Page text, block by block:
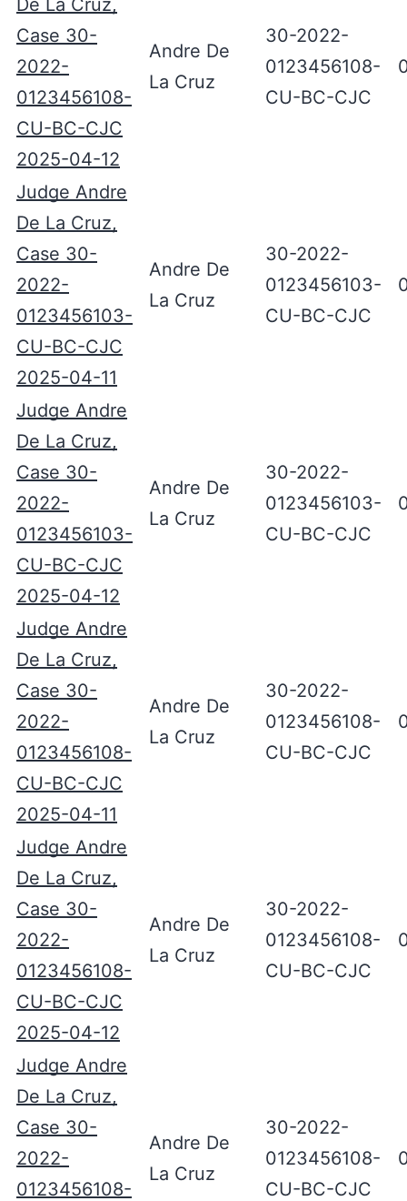
De La Cruz,
Case 30-
2022-
0123456108-
CU-BC-CJC
2025-04-12
Andre De
La Cruz
30-2022-
0123456108-
CU-BC-CJC
Judge Andre
De La Cruz,
Case 30-
2022-
0123456103-
CU-BC-CJC
2025-04-11
Andre De
La Cruz
30-2022-
0123456103-
CU-BC-CJC
Judge Andre
De La Cruz,
Case 30-
2022-
0123456103-
CU-BC-CJC
2025-04-12
Andre De
La Cruz
30-2022-
0123456103-
CU-BC-CJC
Judge Andre
De La Cruz,
Case 30-
2022-
0123456108-
CU-BC-CJC
2025-04-11
Andre De
La Cruz
30-2022-
0123456108-
CU-BC-CJC
Judge Andre
De La Cruz,
Case 30-
2022-
0123456108-
CU-BC-CJC
2025-04-12
Andre De
La Cruz
30-2022-
0123456108-
CU-BC-CJC
Judge Andre
De La Cruz,
Case 30-
2022-
0123456108-
Andre De
La Cruz
30-2022-
0123456108-
CU-BC-CJC